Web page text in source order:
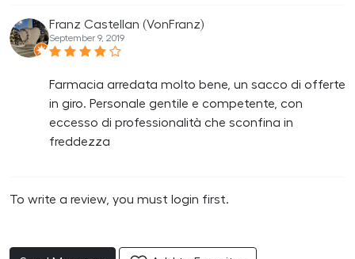
Franz Castellan (VonFranz)
September 9, 2019
Farmacia arredata molto bene, un sacco di offerte
in giro. Personale gentile e competente, con
eccesso di professionalità che sconfina in
freddezza
To write a review, you must login first.